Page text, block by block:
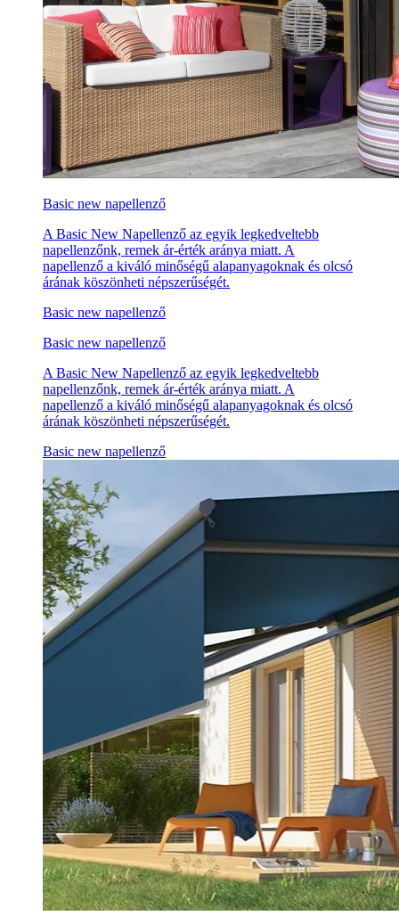
Basic new napellenző
A Basic New Napellenző az egyik legkedveltebb
napellenzőnk, remek ár-érték aránya miatt. A
napellenző a kiváló minőségű alapanyagoknak és olcsó
árának köszönheti népszerűségét.
Basic new napellenző
Basic new napellenző
A Basic New Napellenző az egyik legkedveltebb
napellenzőnk, remek ár-érték aránya miatt. A
napellenző a kiváló minőségű alapanyagoknak és olcsó
árának köszönheti népszerűségét.
Basic new napellenző